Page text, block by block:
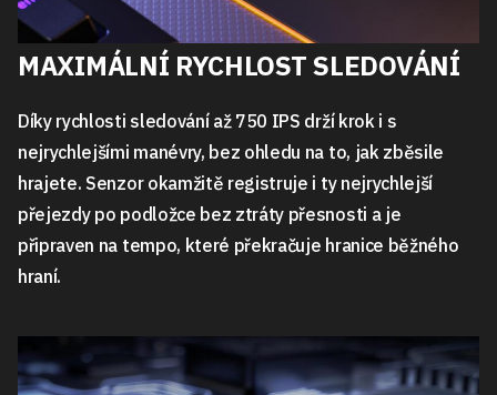
MAXIMÁLNÍ RYCHLOST SLEDOVÁNÍ
Díky rychlosti sledování až 750 IPS drží krok i s
nejrychlejšími manévry, bez ohledu na to, jak zběsile
hrajete. Senzor okamžitě registruje i ty nejrychlejší
přejezdy po podložce bez ztráty přesnosti a je
připraven na tempo, které překračuje hranice běžného
hraní.